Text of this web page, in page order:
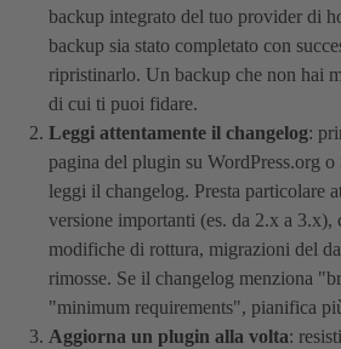
backup integrato del tuo provider di
backup sia stato completato con
ripristinarlo. Un backup che non hai
di cui ti puoi fidare.
Leggi attentamente il changelog:
pagina del plugin su WordPress.org
leggi il changelog. Presta particolare
versione importanti (es. da 2.x a 3.x),
modifiche di rottura, migrazioni del
rimosse. Se il changelog menziona
"minimum requirements", pianifica
Aggiorna un plugin alla volta: